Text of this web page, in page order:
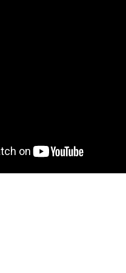
$attributes in
wordpress/wp-content/